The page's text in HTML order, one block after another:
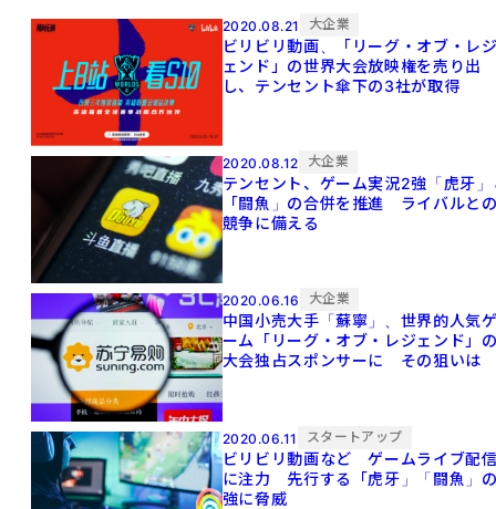
2020.08.21 大企業
ビリビリ動画、「リーグ・オブ・レ
ェンド」の世界大会放映権を売り出
し、テンセント傘下の3社が取得
2020.08.12 大企業
テンセント、ゲーム実況2強「虎牙」
「闘魚」の合併を推進 ライバルと
競争に備える
2020.06.16 大企業
中国小売大手「蘇寧」、世界的人気
ーム「リーグ・オブ・レジェンド」
大会独占スポンサーに その狙いは
2020.06.11 スタートアップ
ビリビリ動画など ゲームライブ配
に注力 先行する「虎牙」「闘魚」
強に脅威